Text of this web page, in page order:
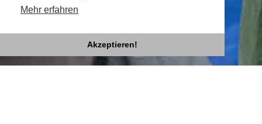
Mehr erfahren
Akzeptieren!